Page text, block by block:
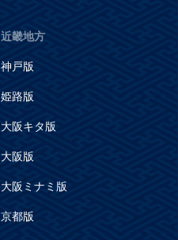
近畿地方
神戸版
姫路版
大阪キタ版
大阪版
大阪ミナミ版
京都版